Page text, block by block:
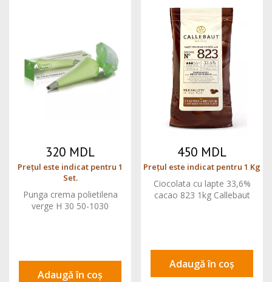
320 MDL
Prețul este indicat pentru 1
Set.
Punga crema polietilena
verge H 30 50-1030
Adaugă în coș
450 MDL
Prețul este indicat pentru 1 Kg
Ciocolata cu lapte 33,6%
cacao 823 1kg Callebaut
Adaugă în coș